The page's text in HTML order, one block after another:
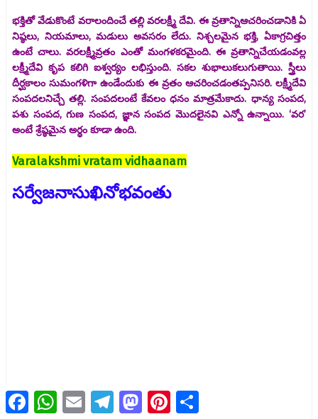
భక్తితో వేడుకొంటే వరాలందించే తల్లి వరలక్ష్మీ దేవి. ఈ వ్రతాన్నిఆచరించడానికి ఏ
నిష్ఠలు, నియమాలు, మడులు అవసరం లేదు. నిశ్చలమైన భక్తి, ఏకాగ్రచిత్తం
ఉంటే చాలు. వరలక్ష్మీవ్రతం ఎంతో మంగళకరమైంది. ఈ వ్రతాన్నిచేయడంవల్ల
లక్ష్మీదేవి కృప కలిగి ఐశ్వర్యం లభిస్తుంది. సకల శుభాలుకలుగుతాయి. స్త్రీలు
దీర్ఘకాలం సుమంగళిగా ఉండేందుకు ఈ వ్రతం ఆచరించడంతప్పనిసరి. లక్ష్మీదేవి
సంపదలనిచ్చే తల్లి. సంపదలంటే కేవలం ధనం మాత్రమేకాదు. ధాన్య సంపద,
పశు సంపద, గుణ సంపద, జ్ఞాన సంపద మొదలైనవి ఎన్నో ఉన్నాయి. ‘వర’
అంటే శ్రేష్ఠమైన అర్థం కూడా ఉంది.
Varalakshmi vratam vidhaanam
సర్వేజనాసుఖినోభవంతు
W
M
P